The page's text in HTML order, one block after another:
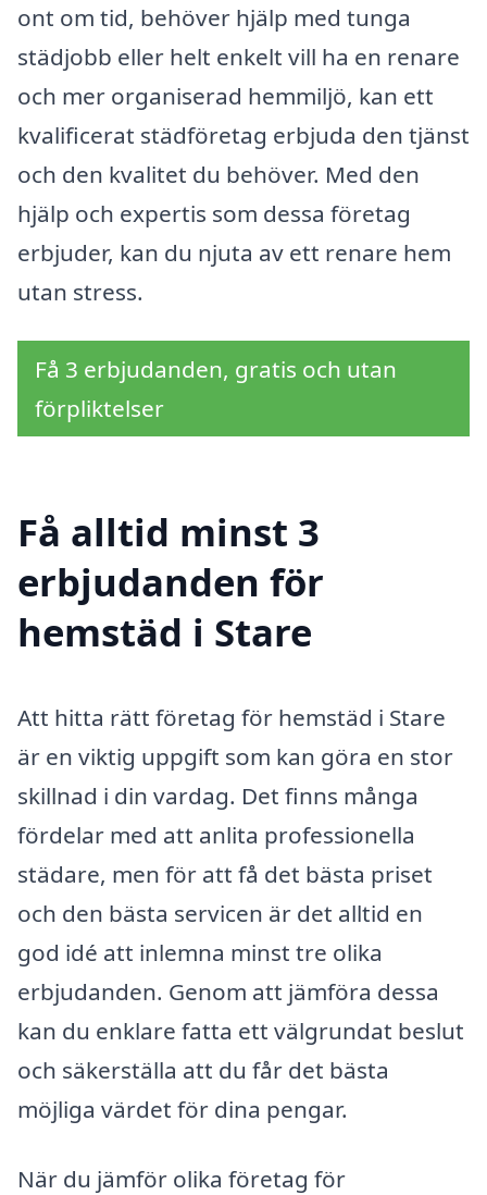
ont om tid, behöver hjälp med tunga
städjobb eller helt enkelt vill ha en renare
och mer organiserad hemmiljö, kan ett
kvalificerat städföretag erbjuda den tjänst
och den kvalitet du behöver. Med den
hjälp och expertis som dessa företag
erbjuder, kan du njuta av ett renare hem
utan stress.
Få 3 erbjudanden, gratis och utan
förpliktelser
Få alltid minst 3
erbjudanden för
hemstäd i Stare
Att hitta rätt företag för hemstäd i Stare
är en viktig uppgift som kan göra en stor
skillnad i din vardag. Det finns många
fördelar med att anlita professionella
städare, men för att få det bästa priset
och den bästa servicen är det alltid en
god idé att inlemna minst tre olika
erbjudanden. Genom att jämföra dessa
kan du enklare fatta ett välgrundat beslut
och säkerställa att du får det bästa
möjliga värdet för dina pengar.
När du jämför olika företag för